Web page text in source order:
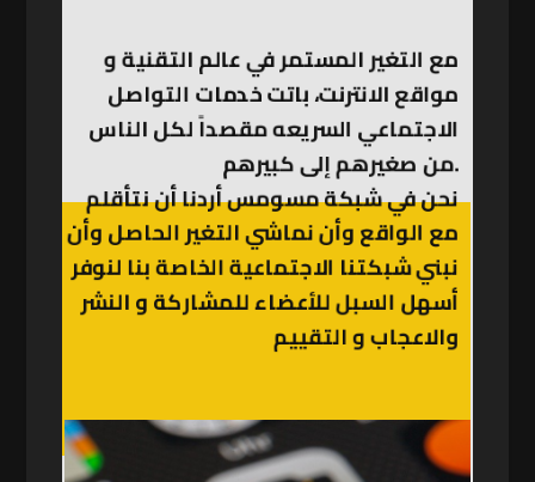
مع التغير المستمر في عالم التقنية و
مواقع الانترنت، باتت خدمات التواصل
الاجتماعي السريعه مقصداً لكل الناس
من صغيرهم إلى كبيرهم.
نحن في شبكة مسومس أردنا أن نتأقلم
مع الواقع وأن نماشي التغير الحاصل وأن
نبني شبكتنا الاجتماعية الخاصة بنا لنوفر
أسهل السبل للأعضاء للمشاركة و النشر
والاعجاب و التقييم